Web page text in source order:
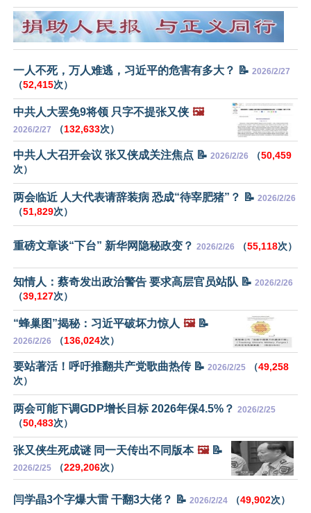
一人不死，万人难逃，习近平的危害有多大？ 📝 2026/2/27
（52,415次）
中共人大罢免9将领 只字不提张又侠 🖼️
2026/2/27 （132,633次）
中共人大召开会议 张又侠成关注焦点 📝 2026/2/26 （50,459
次）
两会临近 人大代表请辞装病 恐成“待宰肥猪”？ 📝 2026/2/26
（51,829次）
重磅文章谈“下台” 新华网隐秘政变？ 2026/2/26 （55,118次）
知情人：蔡奇发出政治警告 要求高层官员站队 📝 2026/2/26
（39,127次）
“蜂巢图”揭秘：习近平破坏力惊人 🖼️📝
2026/2/26 （136,024次）
要站著活！呼吁推翻共产党歌曲热传 📝 2026/2/25 （49,258
次）
两会可能下调GDP增长目标 2026年保4.5%？ 2026/2/25
（50,483次）
张又侠生死成谜 同一天传出不同版本 🖼️📝
2026/2/25 （229,206次）
闫学晶3个字爆大雷 干翻3大佬？ 📝 2026/2/24 （49,902次）